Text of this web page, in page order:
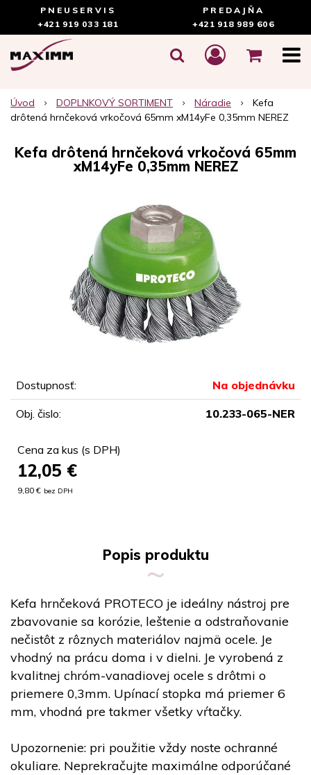
PNEUSERVIS
+421 919 033 181
PREDAJŇA
+421 918 989 606
Úvod DOPLNKOVÝ SORTIMENT Náradie
Kefa
drôtená hrnčeková vrkočová 65mm xM14yFe 0,35mm NEREZ
Kefa drôtená hrnčeková vrkočová 65mm
xM14yFe 0,35mm NEREZ
Dostupnosť: Na objednávku
Obj. čislo: 10.233-065-NER
Cena za kus (s DPH)
12,05 €
9,80 € bez DPH
Popis produktu
Kefa hrnčeková PROTECO je ideálny nástroj pre
zbavovanie sa korózie, leštenie a odstraňovanie
nečistôt z rôznych materiálov najmä ocele. Je
vhodný na prácu doma i v dielni. Je vyrobená z
kvalitnej chróm-vanadiovej ocele s drôtmi o
priemere 0,3mm. Upínací stopka má priemer 6
mm, vhodná pre takmer všetky vŕtačky.
Upozornenie: pri použitie vždy noste ochranné
okuliare. Neprekračujte maximálne odporúčané